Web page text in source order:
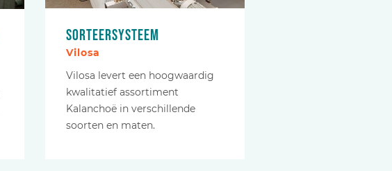
Sorteersysteem
Vilosa
Vilosa levert een hoogwaardig
kwalitatief assortiment
Kalanchoë in verschillende
soorten en maten.